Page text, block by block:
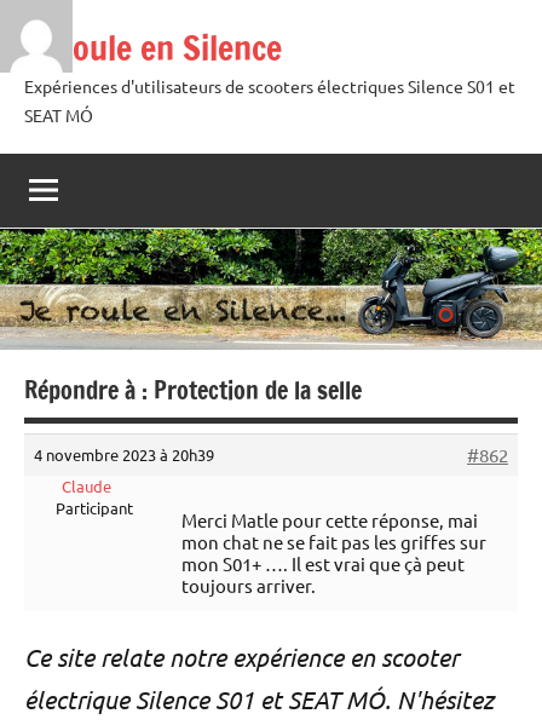
Aller
contenu
Je roule en Silence
Expériences d'utilisateurs de scooters électriques Silence S01 et
SEAT MÓ
Répondre à : Protection de la selle
4 novembre 2023 à 20h39 #862
Claude
Participant
Merci Matle pour cette réponse, mai
mon chat ne se fait pas les griffes sur
mon S01+ …. Il est vrai que çà peut
toujours arriver.
Ce site relate notre expérience en scooter
électrique Silence S01 et SEAT MÓ. N'hésitez